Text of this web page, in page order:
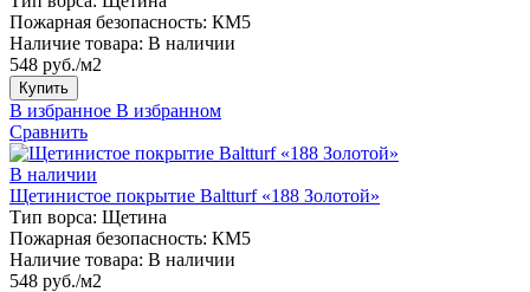
Пожарная безопасность: КМ5
Наличие товара: В наличии
548 руб./м2
Купить
В избранное В избранном
Сравнить
В наличии
Щетинистое покрытие Baltturf «188 Золотой»
Тип ворса: Щетина
Пожарная безопасность: КМ5
Наличие товара: В наличии
548 руб./м2